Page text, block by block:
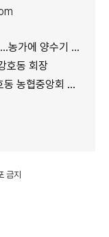
에 양수기 지원
호동 회장
협중앙회 회장
금지